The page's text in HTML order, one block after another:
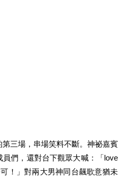
三場，串場笑料不斷。神祕嘉賓
們，還對台下觀眾大喊：「love
！」對兩大男神同台飆歌意猶未